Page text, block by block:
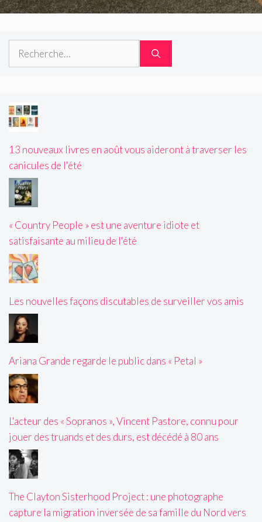
Rechercher :
13 nouveaux livres en août vous aideront à traverser les
canicules de l'été
« Country People » est une aventure idiote et
satisfaisante au milieu de l'été
Les nouvelles façons discutables de surveiller vos amis
Ariana Grande regarde le public dans « Petal »
L'acteur des « Sopranos », Vincent Pastore, connu pour
jouer des truands et des durs, est décédé à 80 ans
The Clayton Sisterhood Project : une photographe
capture la migration inversée de sa famille du Nord vers